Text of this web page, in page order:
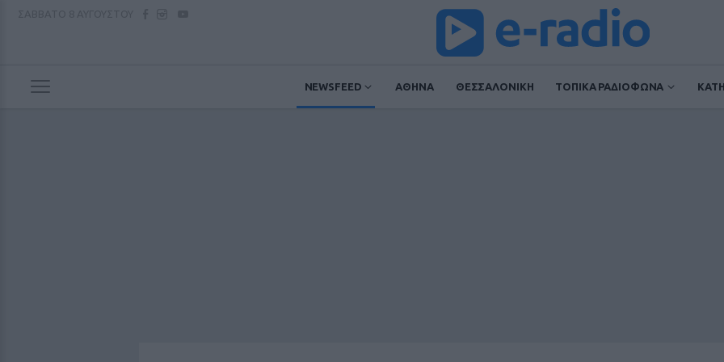
NEWSFEED ΑΘΗΝΑ ΘΕΣΣΑΛΟΝΙΚΗ ΤΟΠΙΚΑ ΡΑΔΙΟΦΩΝΑ